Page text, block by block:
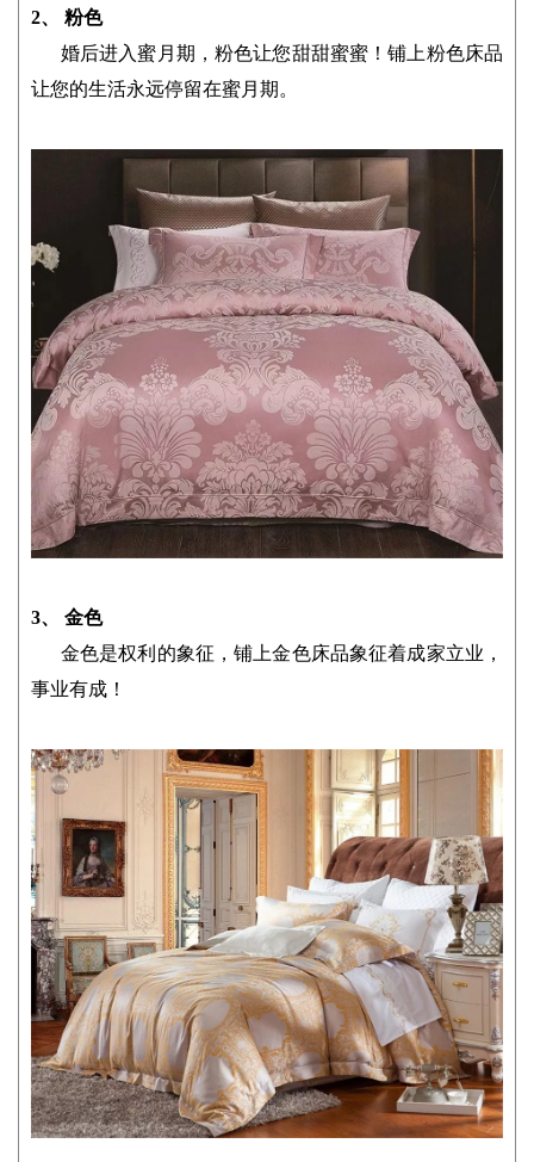
2、 粉色
婚后进入蜜月期，粉色让您甜甜蜜蜜！铺上粉色床品
让您的生活永远停留在蜜月期。
3、 金色
金色是权利的象征，铺上金色床品象征着成家立业，
事业有成！